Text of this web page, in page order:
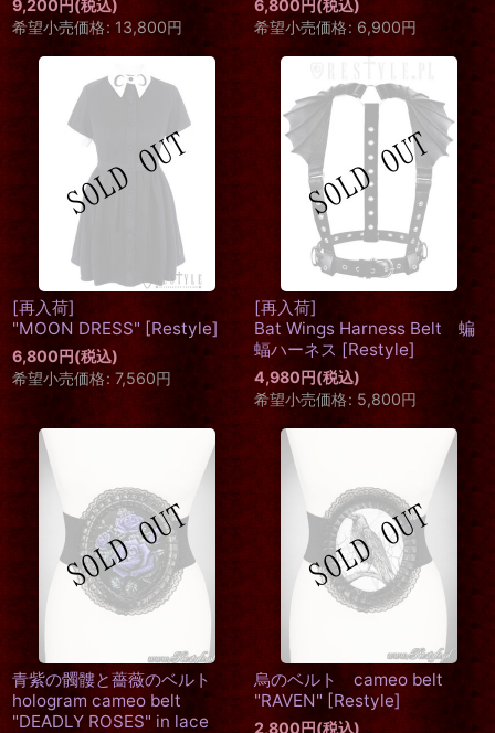
9,200 円(税込)
希望小売価格: 13,800円
6,800 円(税込)
希望小売価格: 6,900円
[再入荷]
"MOON DRESS" [Restyle]
6,800円(税込)
希望小売価格: 7,560円
[再入荷]
Bat Wings Harness Belt 蝙
蝠ハーネス [Restyle]
4,980円(税込)
希望小売価格: 5,800円
青紫の髑髏と薔薇のベルト
hologram cameo belt
"DEADLY ROSES" in lace
烏のベルト cameo belt
"RAVEN" [Restyle]
2,800円(税込)